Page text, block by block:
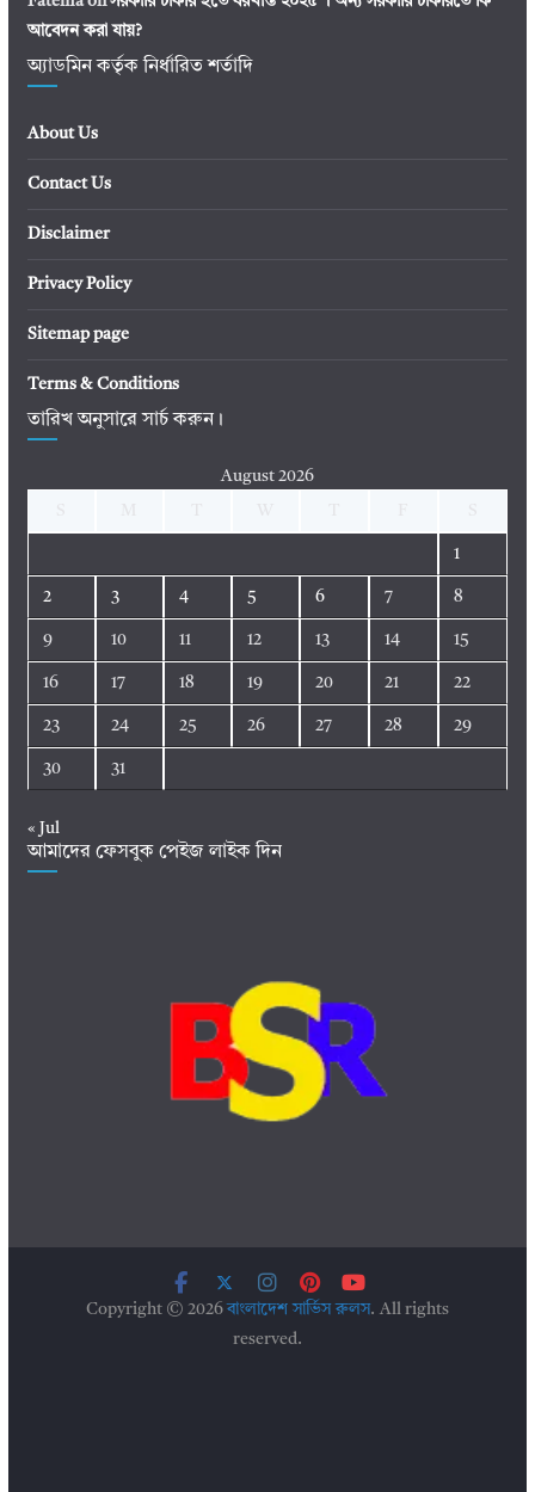
আবেদন করা যায়?
অ্যাডমিন কর্তৃক নির্ধারিত শর্তাদি
About Us
Contact Us
Disclaimer
Privacy Policy
Sitemap page
Terms & Conditions
তারিখ অনুসারে সার্চ করুন।
August 2026
1
2 3 4 5 6 7 8
9 10 11 12 13 14 15
16 17 18 19 20 21 22
23 24 25 26 27 28 29
30 31
« Jul
আমাদের ফেসবুক পেইজ লাইক দিন
Copyright © 2026বাংলাদেশ সার্ভিস রুলস. All rights
reserved.